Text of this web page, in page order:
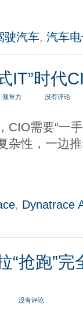
驶汽车, 汽车
IT”时代
领导力 没有评论
CIO需要“一
杂性，一边
, Dynatrace
“抢跑”
没有评论